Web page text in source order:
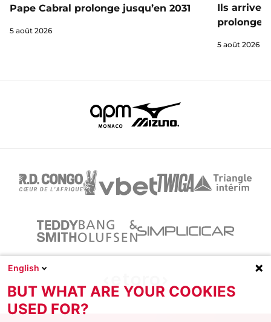
Pape Cabral prolonge jusqu’en 2031
5 août 2026
Ils
5 août 2026
English
BUT WHAT ARE YOUR COOKIES
USED FOR?